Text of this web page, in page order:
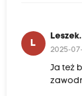
L
Leszek.
2025-
Ja też